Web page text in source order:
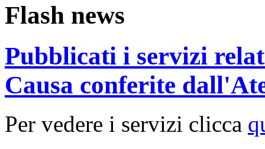
Flash news
Pubblicati i servizi
Causa conferite
Per vedere i servizi clicca